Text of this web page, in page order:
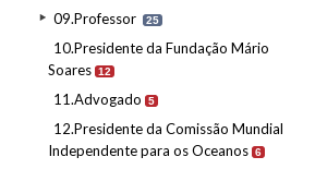
09.Professor 25
10.Presidente da Fundação Mário
Soares 12
11.Advogado 5
12.Presidente da Comissão Mundial
Independente para os Oceanos 6